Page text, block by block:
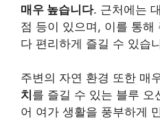
매우 높습니다. 근처에는
점 등이 있으며, 이를 통해
다 편리하게 즐길 수 있습
주변의 자연 환경 또한 매
치 를 즐길 수 있는 블루 오
어 여가 생활을 풍부하게